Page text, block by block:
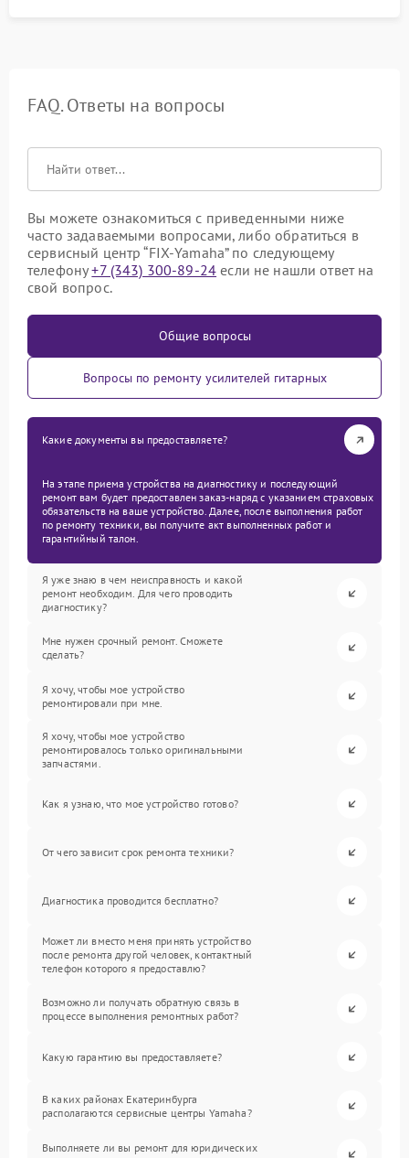
FAQ. Ответы на вопросы
Вы можете ознакомиться с приведенными ниже
часто задаваемыми вопросами, либо обратиться в
сервисный центр “FIX-Yamaha” по следующему
телефону+7 (343) 300-89-24 если не нашли ответ на
свой вопрос.
Общие вопросы
Вопросы по ремонту усилителей гитарных
Какие документы вы предоставляете?
На этапе приема устройства на диагностику и последующий
ремонт вам будет предоставлен заказ-наряд с указанием страховых
обязательств на ваше устройство. Далее, после выполнения работ
по ремонту техники, вы получите акт выполненных работ и
гарантийный талон.
Я уже знаю в чем неисправность и какой
ремонт необходим. Для чего проводить
диагностику?
Мне нужен срочный ремонт. Сможете
сделать?
Я хочу, чтобы мое устройство
ремонтировали при мне.
Я хочу, чтобы мое устройство
ремонтировалось только оригинальными
запчастями.
Как я узнаю, что мое устройство готово?
От чего зависит срок ремонта техники?
Диагностика проводится бесплатно?
Может ли вместо меня принять устройство
после ремонта другой человек, контактный
телефон которого я предоставлю?
Возможно ли получать обратную связь в
процессе выполнения ремонтных работ?
Какую гарантию вы предоставляете?
В каких районах Екатеринбурга
располагаются сервисные центры Yamaha?
Выполняете ли вы ремонт для юридических